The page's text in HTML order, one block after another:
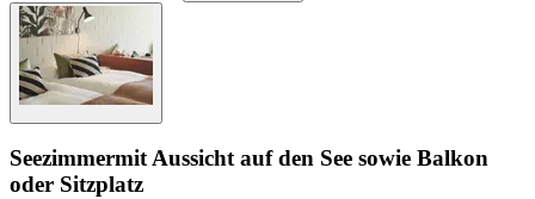
Seezimmermit Aussicht auf den See sowie Balkon
oder Sitzplatz